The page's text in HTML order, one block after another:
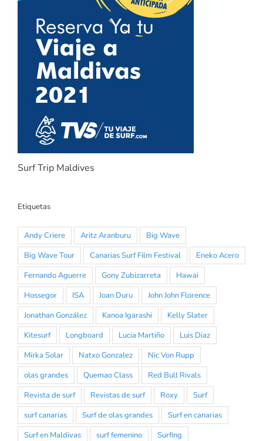
Surf Trip Maldives
Etiquetas
Andy Criere Aritz Aranburu
Big Wave
Big Wave Tour
Canarias Surf Film Festival
Eneko Acero
Fernando Aguerre
Gony Zubizarreta
Hawai
Hossegor
ISA Joan Duru
John John Florence
Jonathan González
Kanoa Igarashi
Kelly Slater
Kitesurf
Longboard Lucia Martiño
Luis Diaz
Mirka Solar
Natxo Gonzalez
Nic Von Rupp
olas grandes
Quemao Class
Red Bull Rivals
Revista de surf
Revistas de surf Roxy
Surf
surf canarias
Surf de olas grandes
Surf en canarias
Surf en Maldivas
surf femenino
Surfing